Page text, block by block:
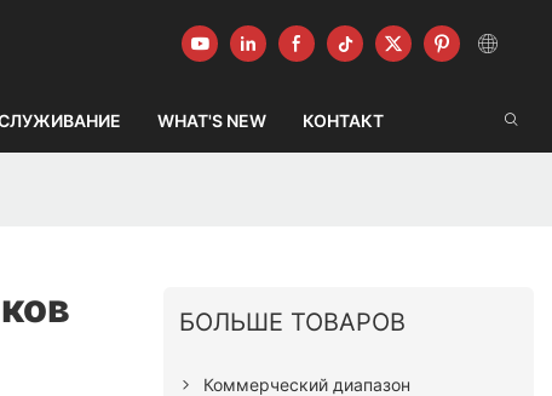
WHAT'S NEW КОНТАКТ
БОЛЬШЕ ТОВАРОВ
Коммерческий диапазон